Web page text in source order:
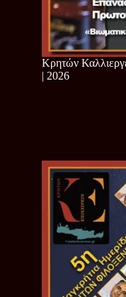
Κρητών
| 2026